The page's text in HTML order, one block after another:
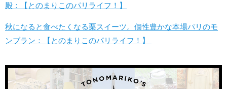
殿：【とのまりこのパリライフ！】
秋になると食べたくなる栗スイーツ。個性豊かな本場パリのモ
ンブラン：【とのまりこのパリライフ！】